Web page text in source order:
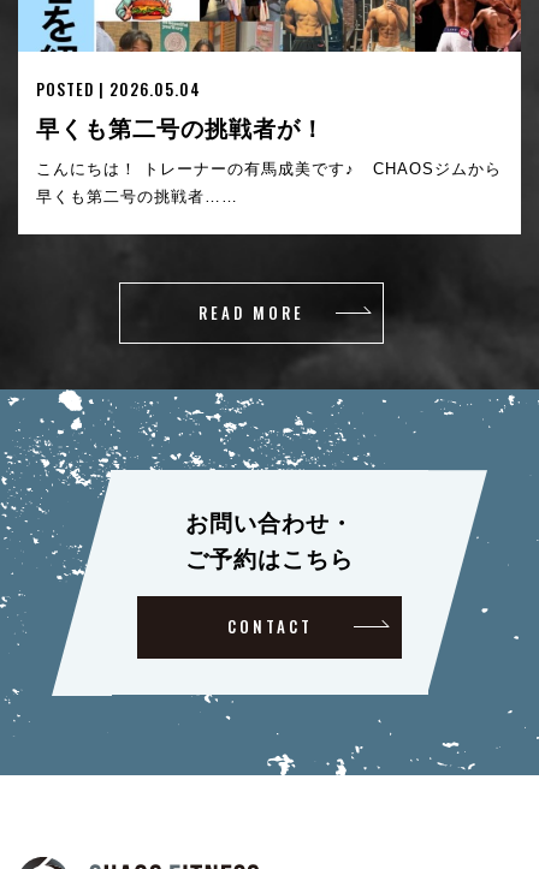
POSTED | 2026.05.04
早くも第二号の挑戦者が！
こんにちは！ トレーナーの有馬成美です♪ CHAOSジムから
早くも第二号の挑戦者……
READ MORE
お問い合わせ・
ご予約はこちら
CONTACT